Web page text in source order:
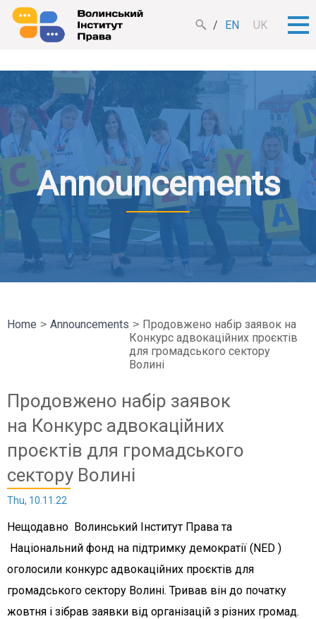
EN UK
Announcements
Home Announcements
Продовжено набір заявок на
Конкурс адвокаційних проєктів
для громадського сектору
Волині
Продовжено набір заявок
на Конкурс адвокаційних
проєктів для громадського
сектору Волині
Thu, 10.11.22
Нещодавно Волинський Інститут Права та
Національний фонд на підтримку демократії (NED )
оголосили конкурс адвокаційних проєктів для
громадського сектору Волині. Тривав він до початку
жовтня і зібрав заявки від організацій з різних громад.